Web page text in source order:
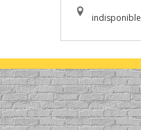
indisponible